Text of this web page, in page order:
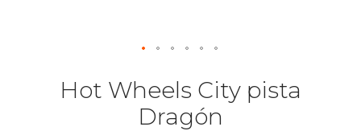
Hot Wheels City pista
Dragón